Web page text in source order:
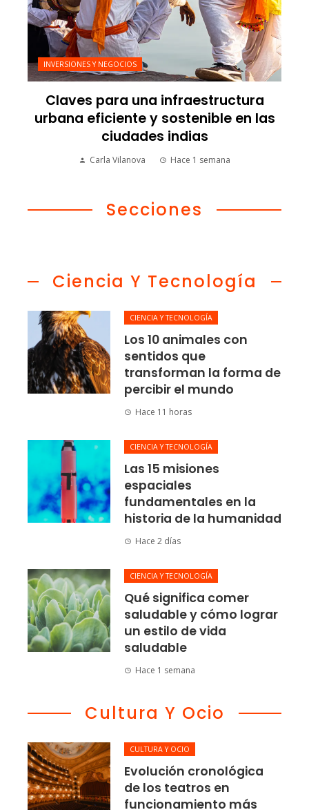
INVERSIONES Y NEGOCIOS
Claves para una infraestructura
urbana eficiente y sostenible en las
ciudades indias
Carla Vilanova Hace 1 semana
Secciones
Ciencia Y Tecnología
CIENCIA Y TECNOLOGÍA
Los 10 animales con
sentidos que
transforman la forma de
percibir el mundo
Hace 11 horas
CIENCIA Y TECNOLOGÍA
Las 15 misiones
espaciales
fundamentales en la
historia de la humanidad
Hace 2 días
CIENCIA Y TECNOLOGÍA
Qué significa comer
saludable y cómo lograr
un estilo de vida
saludable
Hace 1 semana
Cultura Y Ocio
CULTURA Y OCIO
Evolución cronológica
de los teatros en
funcionamiento más